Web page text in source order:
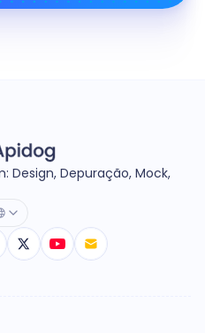
Design, Depuração, Mock,